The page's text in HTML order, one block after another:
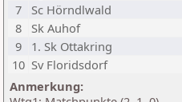
7
Sc Hörndlwald
8
Sk Auhof
9
1. Sk Ottakring
10 Sv Floridsdorf
Anmerkung: